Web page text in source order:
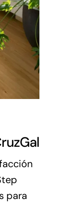
para